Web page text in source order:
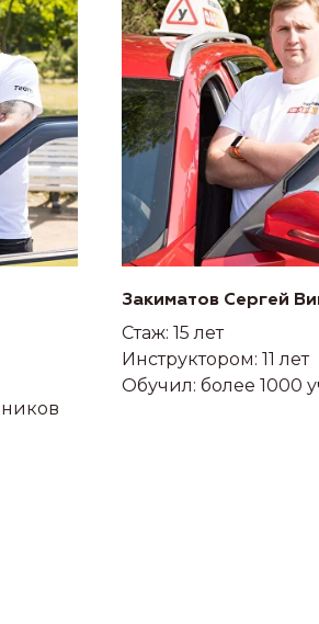
Закиматов Сергей
Стаж: 15 лет
Инструктором: 11 лет
Обучил: более 1000